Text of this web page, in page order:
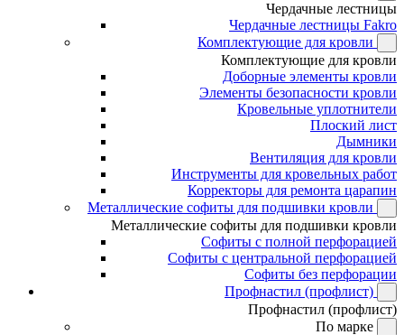
Чердачные лестницы
Чердачные лестницы Fakro
Комплектующие для кровли
Комплектующие для кровли
Доборные элементы кровли
Элементы безопасности кровли
Кровельные уплотнители
Плоский лист
Дымники
Вентиляция для кровли
Инструменты для кровельных работ
Корректоры для ремонта царапин
Металлические софиты для подшивки кровли
Металлические софиты для подшивки кровли
Софиты с полной перфорацией
Софиты с центральной перфорацией
Софиты без перфорации
Профнастил (профлист)
Профнастил (профлист)
По марке